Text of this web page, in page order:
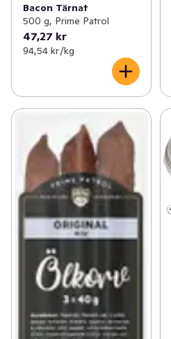
Bacon Tärnat
500 g, Prime Patrol
47,27 kr
94,54 kr /kg